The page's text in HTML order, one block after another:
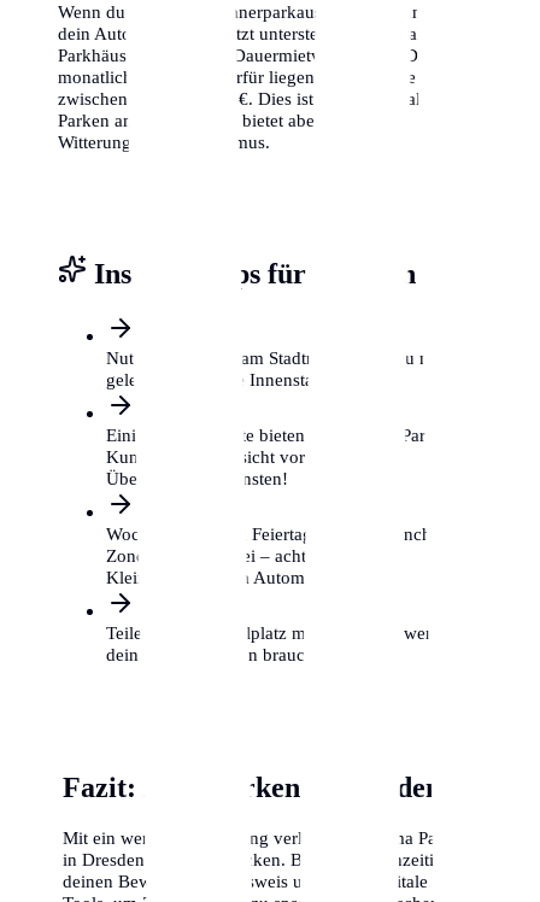
Wenn du keinen Bewohnerparkausweis bekommst oder
dein Auto lieber geschützt unterstellst, bieten zahlreiche
Parkhäuser in Dresden Dauermietverträge an. Die
monatlichen Kosten hierfür liegen je nach Lage
zwischen 80 € und 200 €. Dies ist zwar teurer als das
Parken am Straßenrand, bietet aber Schutz vor
Witterung und Vandalismus.
Insider-Tipps für Dresden
Nutze P+R Plätze am Stadtrand, wenn du nur
gelegentlich in die Innenstadt musst.
Einige Supermärkte bieten kostenloses Parken für
Kunden, aber Vorsicht vor privaten
Überwachungsdiensten!
Wochenenden und Feiertage sind in manchen
Zonen gebührenfrei – achte auf das
Kleingedruckte am Automaten.
Teile dir einen Stellplatz mit Nachbarn, wenn du
dein Auto nur selten brauchst.
Fazit: Klug parken in Dresden
Mit ein wenig Vorbereitung verliert das Thema Parken
in Dresden seinen Schrecken. Beantrage frühzeitig
deinen Bewohnerparkausweis und nutze digitale